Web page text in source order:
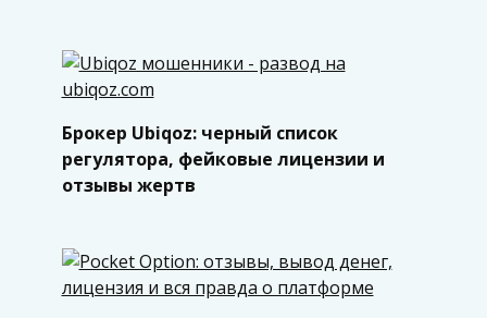
Брокер Ubiqoz: черный список
регулятора, фейковые лицензии и
отзывы жертв